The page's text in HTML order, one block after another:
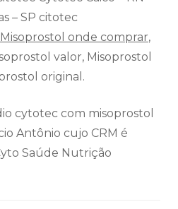
– SP citotec
Misoprostol onde comprar,
valor, Misoprostol
original.
cytotec com misoprostol
Antônio cujo CRM é
Saúde Nutrição